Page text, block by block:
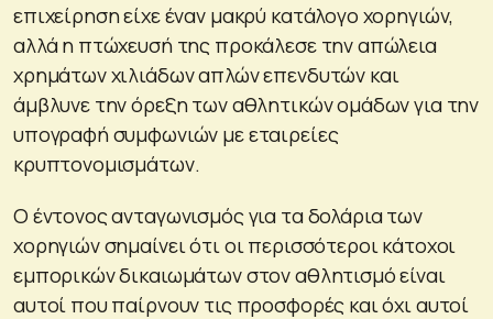
επιχείρηση είχε έναν μακρύ κατάλογο χορηγιών,
αλλά η πτώχευσή της προκάλεσε την απώλεια
χρημάτων χιλιάδων απλών επενδυτών και
άμβλυνε την όρεξη των αθλητικών ομάδων για την
υπογραφή συμφωνιών με εταιρείες
κρυπτονομισμάτων.
Ο έντονος ανταγωνισμός για τα δολάρια των
χορηγιών σημαίνει ότι οι περισσότεροι κάτοχοι
εμπορικών δικαιωμάτων στον αθλητισμό είναι
αυτοί που παίρνουν τις προσφορές και όχι αυτοί